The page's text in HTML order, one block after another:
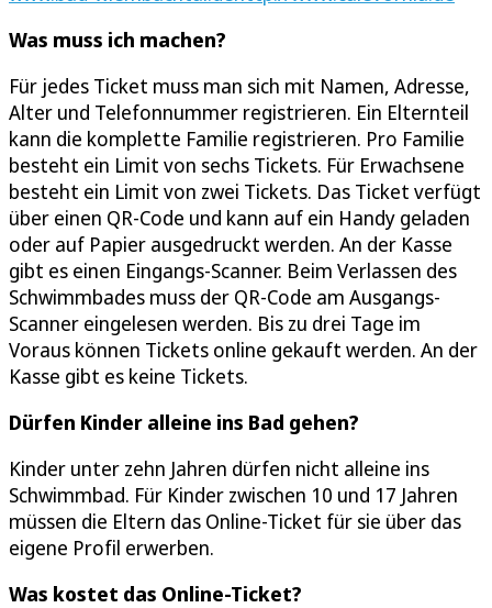
Was muss ich machen?
Für jedes Ticket muss man sich mit Namen, Adresse,
Alter und Telefonnummer registrieren. Ein Elternteil
kann die komplette Familie registrieren. Pro Familie
besteht ein Limit von sechs Tickets. Für Erwachsene
besteht ein Limit von zwei Tickets. Das Ticket verfügt
über einen QR-Code und kann auf ein Handy geladen
oder auf Papier ausgedruckt werden. An der Kasse
gibt es einen Eingangs-Scanner. Beim Verlassen des
Schwimmbades muss der QR-Code am Ausgangs-
Scanner eingelesen werden. Bis zu drei Tage im
Voraus können Tickets online gekauft werden. An der
Kasse gibt es keine Tickets.
Dürfen Kinder alleine ins Bad gehen?
Kinder unter zehn Jahren dürfen nicht alleine ins
Schwimmbad. Für Kinder zwischen 10 und 17 Jahren
müssen die Eltern das Online-Ticket für sie über das
eigene Profil erwerben.
Was kostet das Online-Ticket?